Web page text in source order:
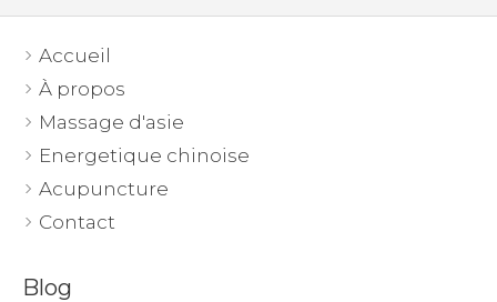
Accueil
À propos
Massage d'asie
Energetique chinoise
Acupuncture
Contact
Blog